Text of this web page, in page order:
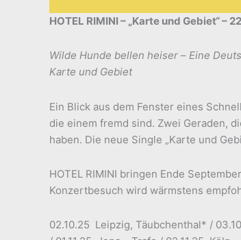
HOTEL RIMINI – „Karte und Gebiet“ –
Wilde Hunde bellen heiser – Eine
Karte und Gebiet
Ein Blick aus dem Fenster eines
die einem fremd sind. Zwei Geraden,
haben. Die neue Single „Karte und
HOTEL RIMINI bringen Ende
Konzertbesuch wird wärmstens
02.10.25 Leipzig, Täubchenthal* /